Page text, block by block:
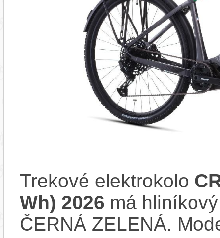
Trekové elektrokolo
Wh) 2026 má
ČERNÁ ZELENÁ.